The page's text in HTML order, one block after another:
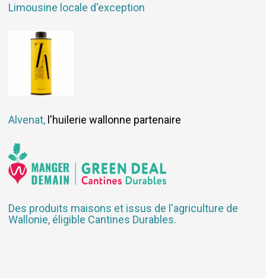
Limousine locale d'exception
Alvenat,l'huilerie wallonne partenaire
Des produits maisons et issus de l'agriculture de
Wallonie, éligible Cantines Durables.